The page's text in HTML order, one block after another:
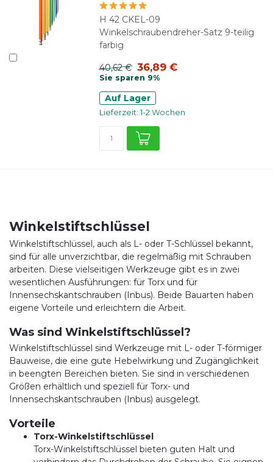
H 42 CKEL-09
Winkelschraubendreher-Satz 9-teilig
farbig
40,62 € 36,89 €
Sie sparen 9%
Auf Lager
Lieferzeit: 1-2 Wochen
Winkelstiftschlüssel
Winkelstiftschlüssel, auch als L- oder T-Schlüssel bekannt,
sind für alle unverzichtbar, die regelmäßig mit Schrauben
arbeiten. Diese vielseitigen Werkzeuge gibt es in zwei
wesentlichen Ausführungen: für Torx und für
Innensechskantschrauben (Inbus). Beide Bauarten haben
eigene Vorteile und erleichtern die Arbeit.
Was sind Winkelstiftschlüssel?
Winkelstiftschlüssel sind Werkzeuge mit L- oder T-förmiger
Bauweise, die eine gute Hebelwirkung und Zugänglichkeit
in beengten Bereichen bieten. Sie sind in verschiedenen
Größen erhältlich und speziell für Torx- und
Innensechskantschrauben (Inbus) ausgelegt.
Vorteile
Torx-Winkelstiftschlüssel
Torx-Winkelstiftschlüssel bieten guten Halt und